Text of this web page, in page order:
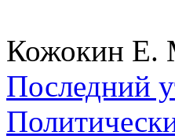
Кожокин Е.
Последний